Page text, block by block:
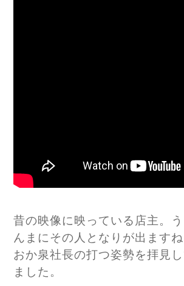
昔の映像に映っている店主。
んまにその人となりが出ます
おか泉社長の打つ姿勢を拝見
ました。